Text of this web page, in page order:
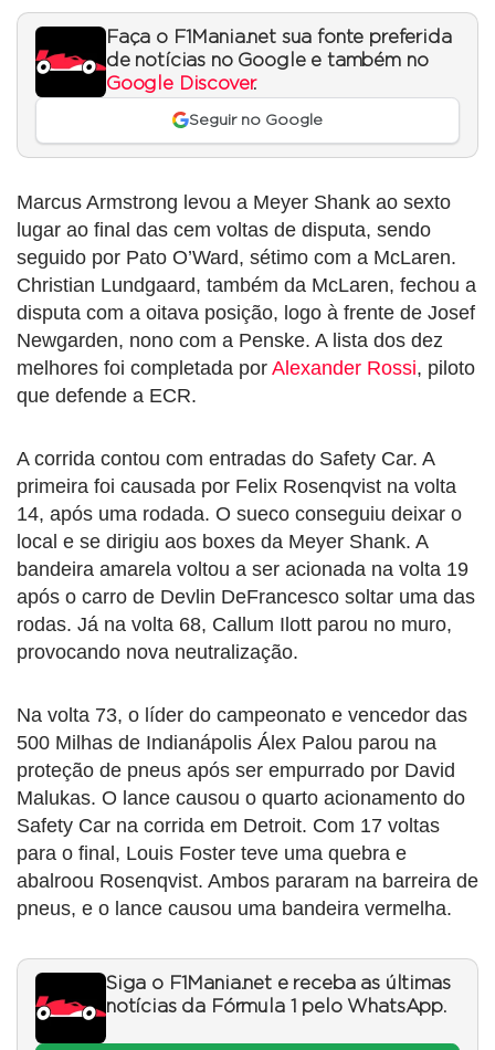
Faça o F1Mania.net sua fonte preferida
de notícias no Google e também no
Google Discover.
Seguir no Google
Marcus Armstrong levou a Meyer Shank ao sexto
lugar ao final das cem voltas de disputa, sendo
seguido por Pato O’Ward, sétimo com a McLaren.
Christian Lundgaard, também da McLaren, fechou a
disputa com a oitava posição, logo à frente de Josef
Newgarden, nono com a Penske. A lista dos dez
melhores foi completada por Alexander Rossi, piloto
que defende a ECR.
A corrida contou com entradas do Safety Car. A
primeira foi causada por Felix Rosenqvist na volta
14, após uma rodada. O sueco conseguiu deixar o
local e se dirigiu aos boxes da Meyer Shank. A
bandeira amarela voltou a ser acionada na volta 19
após o carro de Devlin DeFrancesco soltar uma das
rodas. Já na volta 68, Callum Ilott parou no muro,
provocando nova neutralização.
Na volta 73, o líder do campeonato e vencedor das
500 Milhas de Indianápolis Álex Palou parou na
proteção de pneus após ser empurrado por David
Malukas. O lance causou o quarto acionamento do
Safety Car na corrida em Detroit. Com 17 voltas
para o final, Louis Foster teve uma quebra e
abalroou Rosenqvist. Ambos pararam na barreira de
pneus, e o lance causou uma bandeira vermelha.
Siga o F1Mania.net e receba as últimas
notícias da Fórmula 1 pelo WhatsApp.